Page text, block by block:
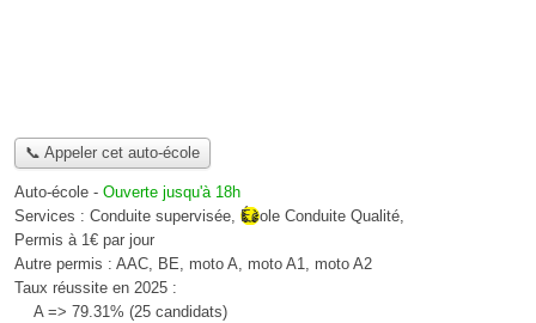
📞 Appeler cet auto-école
Auto-école - Ouverte jusqu'à 18h
Services : Conduite supervisée, École Conduite Qualité,
Permis à 1€ par jour
Autre permis : AAC, BE, moto A, moto A1, moto A2
Taux réussite en 2025 :
A => 79.31% (25 candidats)